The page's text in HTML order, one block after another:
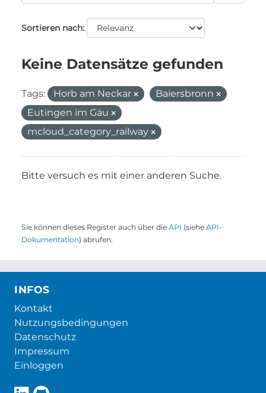
Sortieren nach
Keine Datensätze gefunden
Tags: Horb am Neckar
Baiersbronn
Eutingen im Gäu
mcloud_category_railway
Bitte versuch es mit einer anderen Suche.
Sie können dieses Register auch über die API (siehe API-
Dokumentation) abrufen.
INFOS
Kontakt
Nutzungsbedingungen
Datenschutz
Impressum
Einloggen